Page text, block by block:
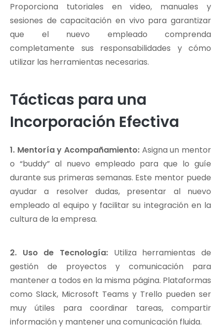
Proporciona tutoriales en video, manuales y
sesiones de capacitación en vivo para garantizar
que el nuevo empleado comprenda
completamente sus responsabilidades y cómo
utilizar las herramientas necesarias.
Tácticas para una
Incorporación Efectiva
1. Mentoría y Acompañamiento: Asigna un mentor
o “buddy” al nuevo empleado para que lo guíe
durante sus primeras semanas. Este mentor puede
ayudar a resolver dudas, presentar al nuevo
empleado al equipo y facilitar su integración en la
cultura de la empresa.
2. Uso de Tecnología: Utiliza herramientas de
gestión de proyectos y comunicación para
mantener a todos en la misma página. Plataformas
como Slack, Microsoft Teams y Trello pueden ser
muy útiles para coordinar tareas, compartir
información y mantener una comunicación fluida.